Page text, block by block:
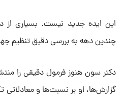
این ایده جدید نیست. بسیاری از
چندین دهه به بررسی دقیق تنظیم
دکتر سون هنوز فرمول دقیقی را
گزارش‌ها، او بر نسبت‌ها و معادلاتی